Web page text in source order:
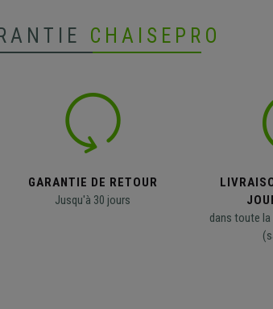
CHAISEPRO
GARANTIE DE RETOUR
Jusqu'à 30 jours
dans toute